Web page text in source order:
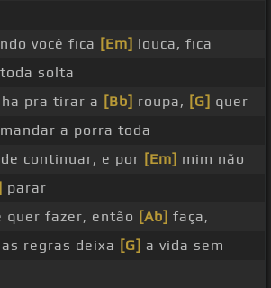
você fica [Em] louca, fica
solta
pra tirar a [Bb] roupa, [G] quer
a porra toda
continuar, e por [Em] mim não
parar
quer fazer, então [Ab] faça,
regras deixa [G] a vida sem